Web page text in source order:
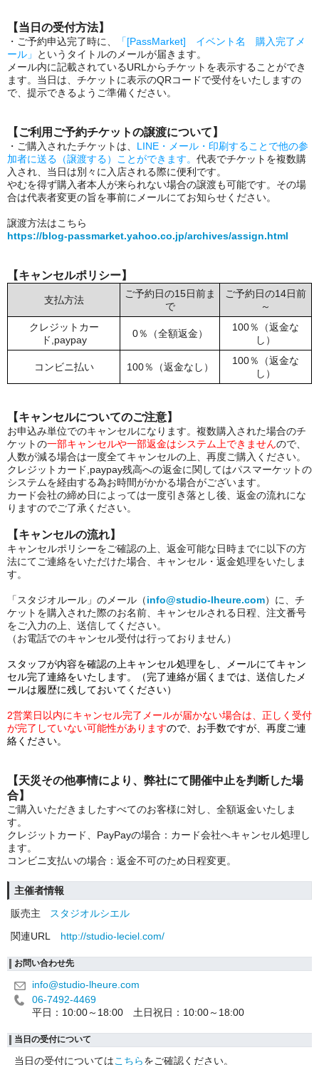
【当日の受付方法】
・ご予約申込完了時に、
「[PassMarket] イベント名 購入完了メ
ール」
というタイトルのメールが届きます。
メール内に記載されているURLからチケットを表示することができ
ます。当日は、チケットに表示のQRコードで受付をいたしますの
で、提示できるようご準備ください。
【ご利用ご予約チケットの譲渡について】
・ご購入されたチケットは、 LINE・メール・印刷することで他の参
加者に送る（譲渡する）ことができます。 代表でチケットを複数購
入され、当日は別々に入店される際に便利です。
やむを得ず購入者本人が来られない場合の譲渡も可能です。その場
合は代表者変更の旨を事前にメールにてお知らせください。
譲渡方法はこちら
https://blog-passmarket.yahoo.co.jp/archives/assign.html
【キャンセルポリシー】
支払方法
ご予約日の15日前ま
で
ご予約日の14日前
～
クレジットカー
ド,paypay
0％（全額返金）
100％（返金な
し）
コンビニ払い 100％（返金なし）
100％（返金な
し）
【キャンセルについてのご注意】
お申込み単位でのキャンセルになります。複数購入された場合のチ
ケットの一部キャンセルや一部返金はシステム上できませんので、
人数が減る場合は一度全てキャンセルの上、再度ご購入ください。
クレジットカード,paypay残高への返金に関してはパスマーケットの
システムを経由する為お時間がかかる場合がございます。
カード会社の締め日によっては一度引き落とし後、返金の流れにな
りますのでご了承ください。
【キャンセルの流れ】
キャンセルポリシーをご確認の上、返金可能な日時までに以下の方
法にてご連絡をいただけた場合、キャンセル・返金処理をいたしま
す。
「スタジオルール」のメール（info@studio-lheure.com）に、チ
ケットを購入された際のお名前、キャンセルされる日程、注文番号
をご入力の上、送信してください。
（お電話でのキャンセル受付は行っておりません）
スタッフが内容を確認の上キャンセル処理をし、メールにてキャン
セル完了連絡をいたします。（完了連絡が届くまでは、送信したメ
ールは履歴に残しておいてください）
2営業日以内にキャンセル完了メールが届かない場合は、正しく受付
が完了していない可能性がありますので、お手数ですが、再度ご連
絡ください。
【天災その他事情により、弊社にて開催中止を判断した場
合】
ご購入いただきましたすべてのお客様に対し、全額返金いたしま
す。
クレジットカード、PayPayの場合：カード会社へキャンセル処理し
ます。
コンビニ支払いの場合：返金不可のため日程変更。
主催者情報
販売主
スタジオルシエル
関連URL
http://studio-leciel.com/
お問い合わせ先
info@studio-lheure.com
06-7492-4469
平日：10:00～18:00 土日祝日：10:00～18:00
当日の受付について
当日の受付についてはこちらをご確認ください。